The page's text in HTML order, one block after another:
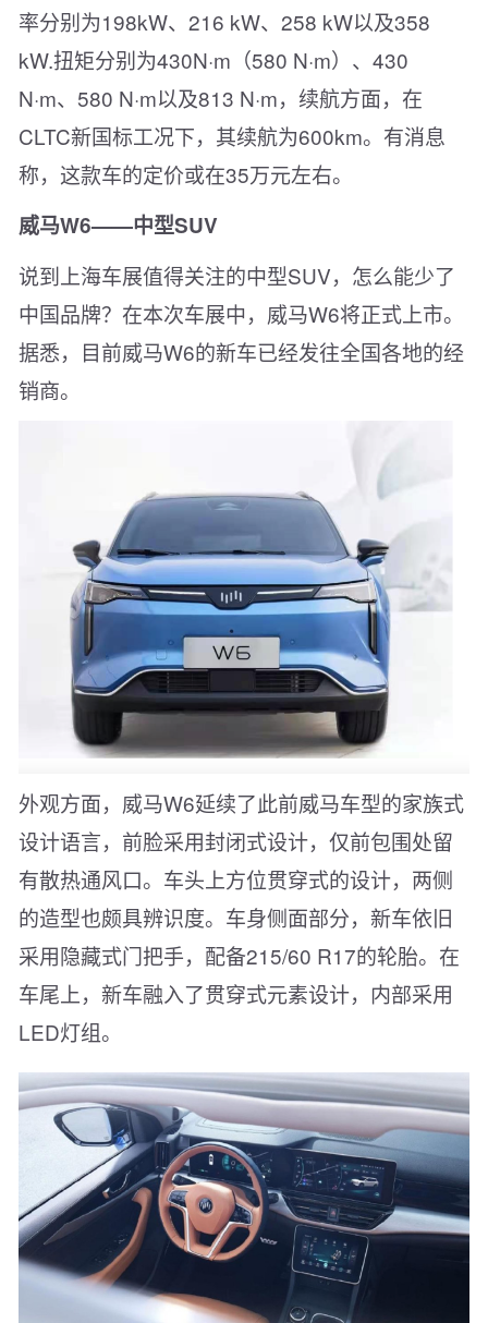
率分别为198kW、216 kW、258 kW以及358
kW.扭矩分别为430N·m（580 N·m）、430
N·m、580 N·m以及813 N·m，续航方面，在
CLTC新国标工况下，其续航为600km。有消息
称，这款车的定价或在35万元左右。
威马W6——中型SUV
说到上海车展值得关注的中型SUV，怎么能少了
中国品牌？在本次车展中，威马W6将正式上市。
据悉，目前威马W6的新车已经发往全国各地的经
销商。
外观方面，威马W6延续了此前威马车型的家族式
设计语言，前脸采用封闭式设计，仅前包围处留
有散热通风口。车头上方位贯穿式的设计，两侧
的造型也颇具辨识度。车身侧面部分，新车依旧
采用隐藏式门把手，配备215/60 R17的轮胎。在
车尾上，新车融入了贯穿式元素设计，内部采用
LED灯组。